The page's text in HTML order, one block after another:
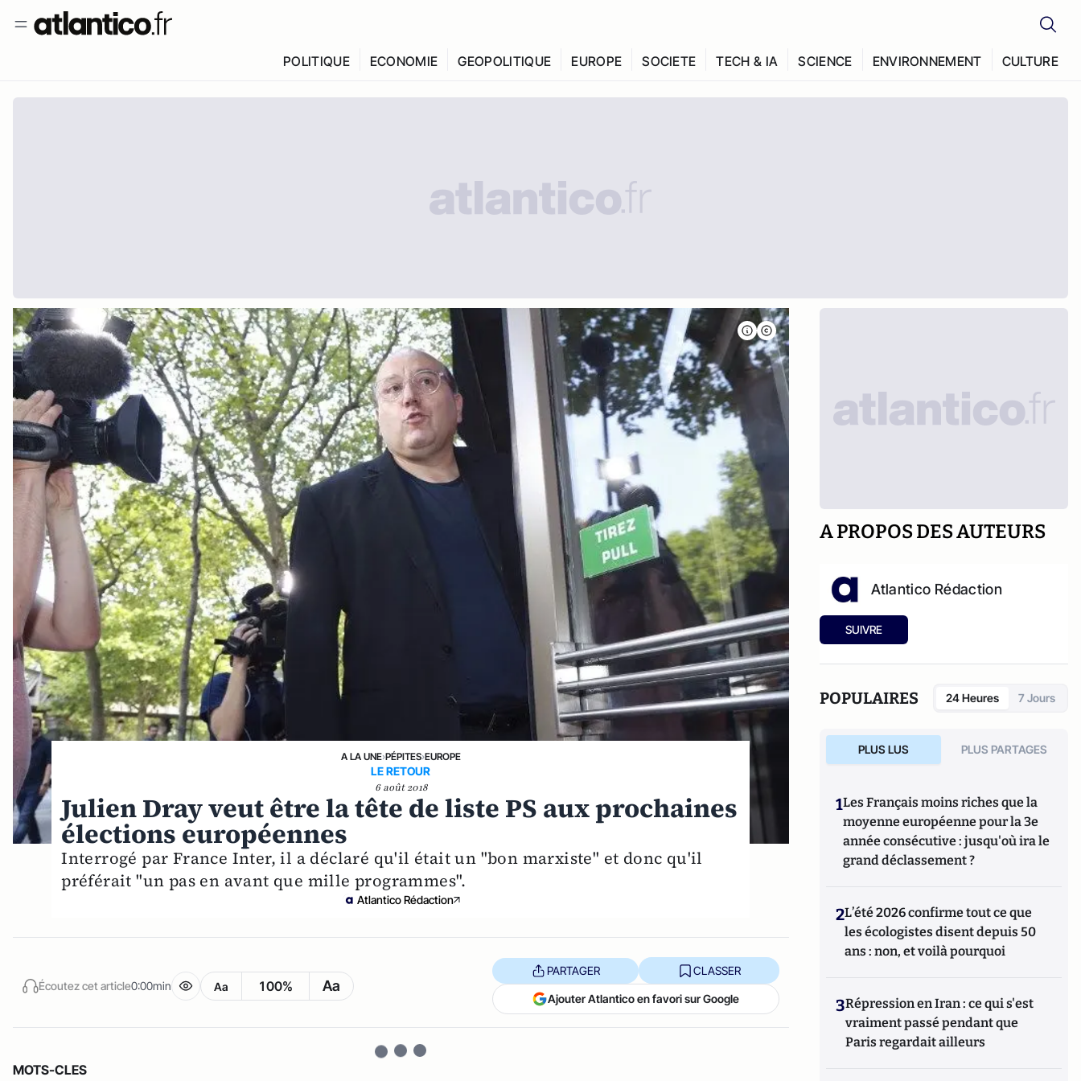
POLITIQUE ECONOMIE GEOPOLITIQUE EUROPE SOCIETE TECH & IA SCIENCE ENVIRONNEMENT CULTURE
A LA UNE›PÉPITES›EUROPE
LE RETOUR
6 août 2018
Julien Dray veut être la tête de liste PS aux prochaines
élections européennes
Interrogé par France Inter, il a déclaré qu'il était un "bon marxiste" et donc qu'il
préférait "un pas en avant que mille programmes".
Atlantico Rédaction
Écoutez cet article0:00min Aa 100% Aa
PARTAGER CLASSER
Ajouter Atlantico en favori sur Google
MOTS-CLES
A PROPOS DES AUTEURS
Atlantico Rédaction
SUIVRE
POPULAIRES 24 Heures 7 Jours
PLUS LUS PLUS PARTAGES
1Les Français moins riches que la
moyenne européenne pour la 3e
année consécutive : jusqu'où ira le
grand déclassement ?
2L’été 2026 confirme tout ce que
les écologistes disent depuis 50
ans : non, et voilà pourquoi
3Répression en Iran : ce qui s'est
vraiment passé pendant que
Paris regardait ailleurs